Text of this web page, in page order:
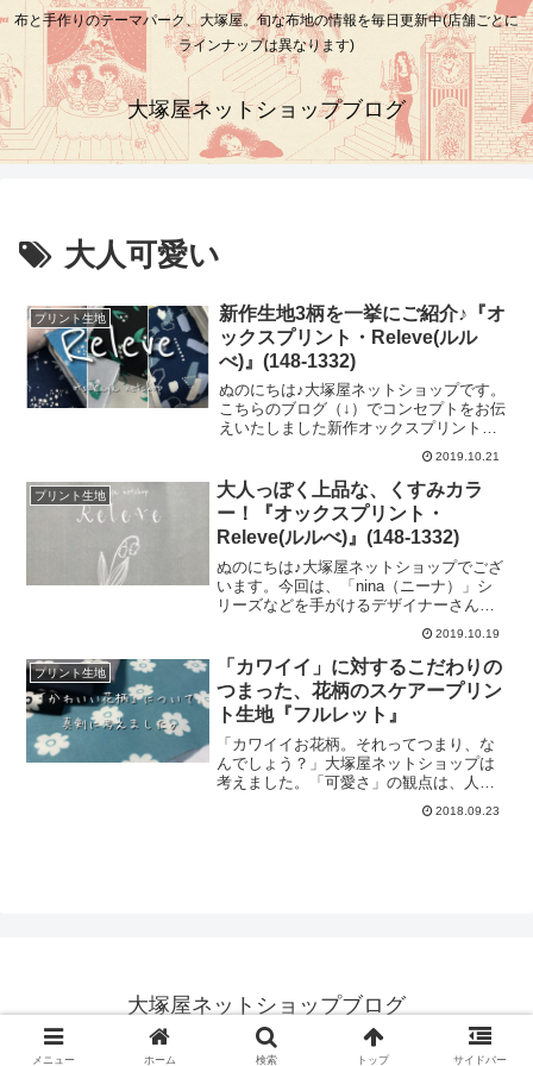
布と手作りのテーマパーク、大塚屋。旬な布地の情報を毎日更新中(店舗ごとに
ラインナップは異なります)
大塚屋ネットショップブログ
大人可愛い
プリント生地
新作生地3柄を一挙にご紹介♪『オ
ックスプリント・Releve(ルル
べ)』(148-1332)
ぬのにちは♪大塚屋ネットショップです。
こちらのブログ（↓）でコンセプトをお伝
えいたしました新作オックスプリント
「Releve(ルルベ)」。今回は、3柄それぞ
れを詳しく発表いたします♪まずは、スズ
ランの柄。カメラを寄せると、キラキラ
としたラメが使用されているのがよくわ
かります♡そして、ふたつめは「宇宙」
のモチーフ。宇宙柄は、男の子向けのハ
ンドメイドにも特におすすめです。くす
みカラーがお上品♡「宇宙」らしく、ネ
イビーもございます。そして、モダンア
ートのようなこちらの柄。マルや三角、
四角、そして六角形などが生地全面に広
がっています。発売初日から次々とご注
文をいただいている「ルルベ」シリー
ズ。もしかす
2019.10.21
プリント生地
大人っぽく上品な、くすみカラ
ー！『オックスプリント・
Releve(ルルべ)』(148-1332)
ぬのにちは♪大塚屋ネットショップでござ
います。今回は、「nina（ニーナ）」シ
リーズなどを手がけるデザイナーさんの
ーナ）についてはこちらのブログをご覧
ください）さて、今回のブランド。その
名は「Releve（ルルベ）」でございま
す。「ルルベ」とは、フランス語で
「（高く）引き上げられた」というよう
な意味がございます。クラシックバレエ
用語としても「ルルベ」は使われていま
して、バレエではかかとを上げ、つま先
で立つという「背伸び」のポーズのこと
を言います。つまり、少し背伸びをした
2019.10.19
プリント生地
「カワイイ」に対するこだわりの
つまった、花柄のスケアープリン
ト生地『フルレット』
「カワイイお花柄。それってつまり、な
んでしょう？」大塚屋ネットショップは
考えました。「可愛さ」の観点は、人そ
は、大人の方にとっては派手すぎだった
布を掲載予定です。それが、新作スケア
ープリント『フルレット』 。
「fleurette（フルレット）」とは、フラン
ス語で「ちいさなお
2018.09.23
大塚屋ネットショップブログ
© 2018 大塚屋ネットショップブログ.
メニュー ホーム 検索 トップ サイドバー